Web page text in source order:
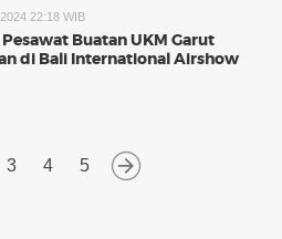
22:18 WIB
Buatan UKM Garut
di Bali International Airshow
3 4 5